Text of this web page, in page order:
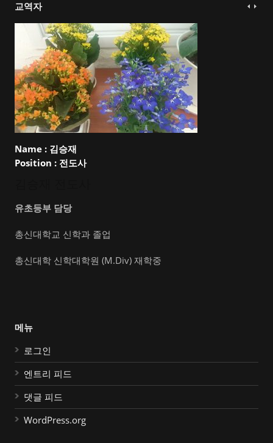
교역자
Name : 김승재
Position : 전도사
유초등부 담당
총신대학교 신학과 졸업
총신대학 신학대학원 (M.Div) 재학중
메뉴
로그인
엔트리 피드
댓글 피드
WordPress.org